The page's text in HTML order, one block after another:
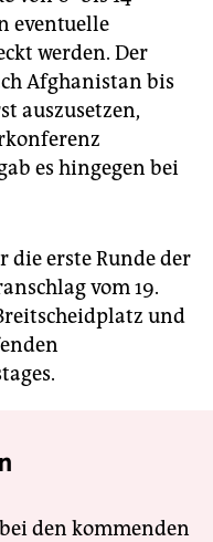
eventuelle
werden. Der
Afghanistan bis
auszusetzen,
es hingegen bei
die erste Runde der
vom 19.
und
den kommenden